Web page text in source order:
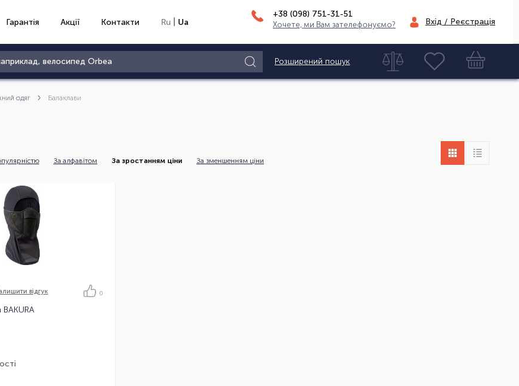
Гарантія Акції Контакти Ru Ua
+38 (098) 751-31-51
Хочете, ми Вам зателефонуємо? Вхід / Реєстрація
Розширений пошук
одяг Балаклави
За алфавітом За зростанням ціни За зменшенням ціни
вiдгук 0
BAKURA